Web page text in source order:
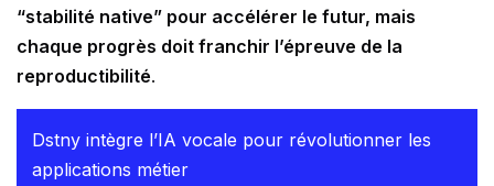
“stabilité native” pour accélérer le futur, mais
chaque progrès doit franchir l’épreuve de la
reproductibilité.
Dstny intègre l’IA vocale pour révolutionner les
applications métier